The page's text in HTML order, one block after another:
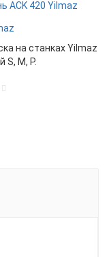
на станках Yilmaz
S, M, P.